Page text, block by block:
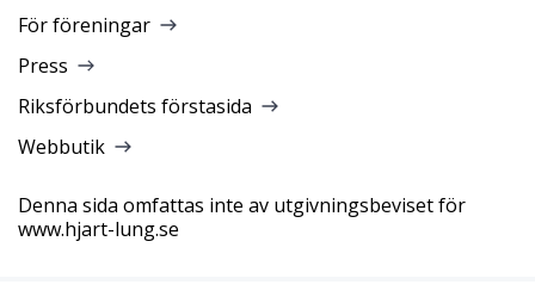
För föreningar
Press
Riksförbundets förstasida
Webbutik
Denna sida omfattas inte av utgivningsbeviset för
www.hjart-lung.se